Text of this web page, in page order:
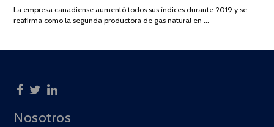
2025
La empresa canadiense aumentó todos sus índices durante 2019 y se
reafirma como la segunda productora de gas natural en …
Nosotros